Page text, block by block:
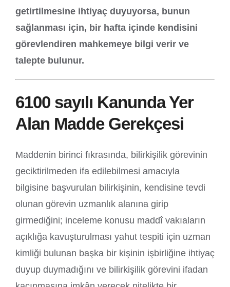
getirtilmesine ihtiyaç duyuyorsa, bunun
sağlanması için, bir hafta içinde kendisini
görevlendiren mahkemeye bilgi verir ve
talepte bulunur.
6100 sayılı Kanunda Yer
Alan Madde Gerekçesi
Maddenin birinci fıkrasında, bilirkişilik görevinin
geciktirilmeden ifa edilebilmesi amacıyla
bilgisine başvurulan bilirkişinin, kendisine tevdi
olunan görevin uzmanlık alanına girip
girmediğini; inceleme konusu maddî vakıaların
açıklığa kavuşturulması yahut tespiti için uzman
kimliği bulunan başka bir kişinin işbirliğine ihtiyaç
duyup duymadığını ve bilirkişilik görevini ifadan